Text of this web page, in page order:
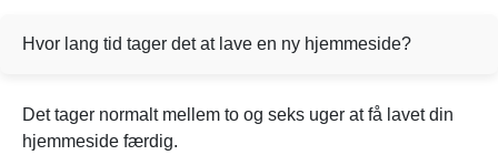
Hvor lang tid tager det at lave en ny hjemmeside?
Det tager normalt mellem to og seks uger at få lavet din
hjemmeside færdig.